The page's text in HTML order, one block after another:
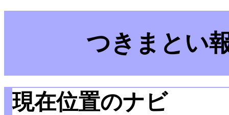
つきまとい
現在位置のナビ